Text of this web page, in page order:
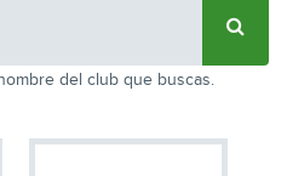
del club que buscas.